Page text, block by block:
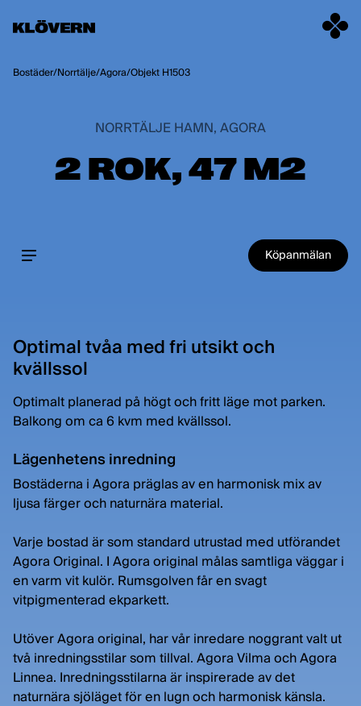
Bostäder/Norrtälje/Agora/Objekt H1503
NORRTÄLJE HAMN, AGORA
2 ROK, 47 M2
Köpanmälan
Optimal tvåa med fri utsikt och
kvällssol
Optimalt planerad på högt och fritt läge mot parken.
Balkong om ca 6 kvm med kvällssol.
Lägenhetens inredning
Bostäderna i Agora präglas av en harmonisk mix av
ljusa färger och naturnära material.
Varje bostad är som standard utrustad med utförandet
Agora Original. I Agora original målas samtliga väggar i
en varm vit kulör. Rumsgolven får en svagt
vitpigmenterad ekparkett.
Utöver Agora original, har vår inredare noggrant valt ut
två inredningsstilar som tillval. Agora Vilma och Agora
Linnea. Inredningsstilarna är inspirerade av det
naturnära sjöläget för en lugn och harmonisk känsla.